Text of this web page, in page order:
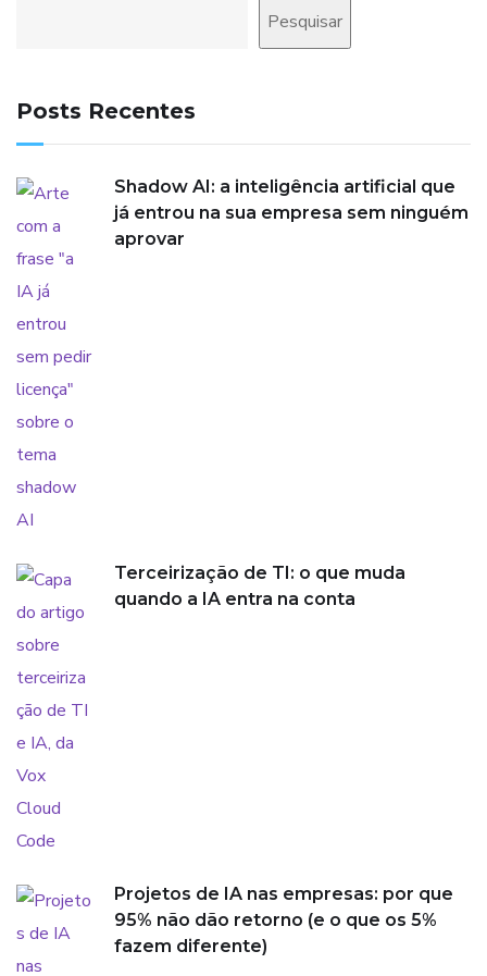
Pesquisar
Posts Recentes
Shadow AI: a inteligência artificial que
já entrou na sua empresa sem ninguém
aprovar
Terceirização de TI: o que muda
quando a IA entra na conta
Projetos de IA nas empresas: por que
95% não dão retorno (e o que os 5%
fazem diferente)